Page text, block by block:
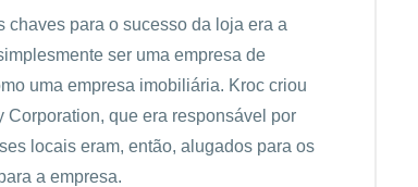
chaves para o sucesso da loja era a
ser uma empresa de
uma empresa imobiliária. Kroc criou
que era responsável por
locais eram, então, alugados para os
a empresa.